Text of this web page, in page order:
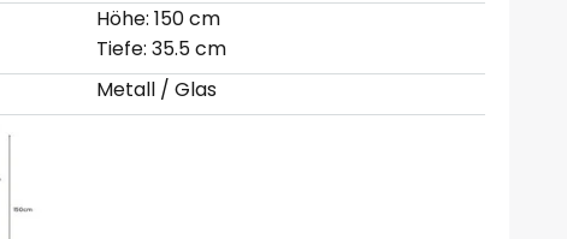
Höhe: 150 cm
Tiefe: 35.5 cm
Metall / Glas